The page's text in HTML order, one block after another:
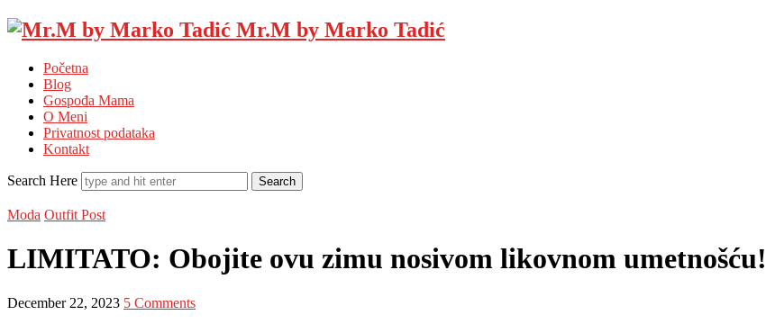
Mr.M by Marko Tadić
Početna
Blog
Gospođa Mama
O Meni
Privatnost podataka
Kontakt
Search Here
Moda Outfit Post
LIMITATO: Obojite ovu zimu nosivom likovnom umetnošću!
December 22, 2023 5 Comments